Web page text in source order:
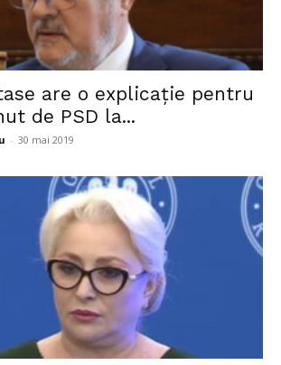
are o explicație pentru
de PSD la...
- 30 mai 2019